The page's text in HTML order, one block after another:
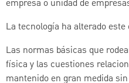
empresa o unidad de
La tecnología ha alterado este
Las normas básicas que
física y las cuestiones
mantenido en gran medida